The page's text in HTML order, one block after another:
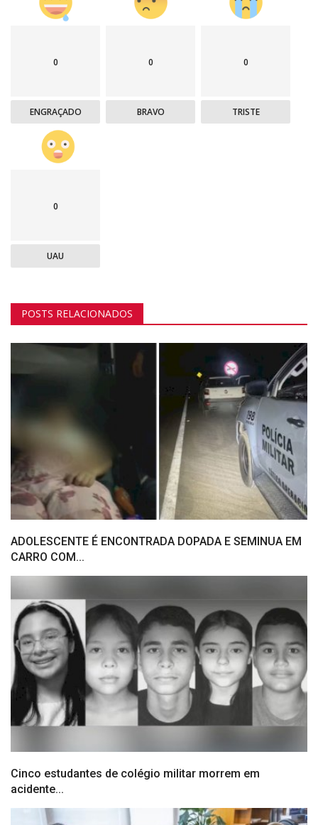
0
ENGRAÇADO
0
BRAVO
0
TRISTE
0
UAU
POSTS RELACIONADOS
ADOLESCENTE É ENCONTRADA DOPADA E SEMINUA EM
CARRO COM...
Cinco estudantes de colégio militar morrem em
acidente...